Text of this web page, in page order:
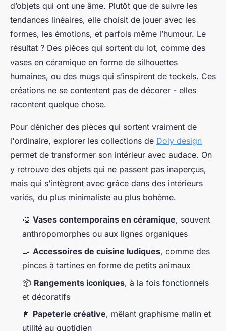
d’objets qui ont une âme. Plutôt que de suivre les
tendances linéaires, elle choisit de jouer avec les
formes, les émotions, et parfois même l’humour. Le
résultat ? Des pièces qui sortent du lot, comme des
vases en céramique en forme de silhouettes
humaines, ou des mugs qui s’inspirent de teckels. Ces
créations ne se contentent pas de décorer - elles
racontent quelque chose.
Pour dénicher des pièces qui sortent vraiment de
l'ordinaire, explorer les collections de Doiy design
permet de transformer son intérieur avec audace. On
y retrouve des objets qui ne passent pas inaperçus,
mais qui s’intègrent avec grâce dans des intérieurs
variés, du plus minimaliste au plus bohème.
🎨 Vases contemporains en céramique, souvent
anthropomorphes ou aux lignes organiques
🍳 Accessoires de cuisine ludiques, comme des
pinces à tartines en forme de petits animaux
📦 Rangements iconiques, à la fois fonctionnels
et décoratifs
📓 Papeterie créative, mêlant graphisme malin et
utilité au quotidien